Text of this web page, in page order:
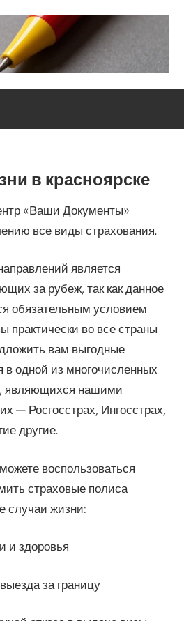
в красноярске
«Ваши Документы»
все виды страхования.
является
за рубеж, так как данное
обязательным условием
практически во все страны
вам выгодные
в одной из многочисленных
являющихся нашими
— Росгосстрах, Ингосстрах,
другие.
воспользоваться
страховые полиса
случаи жизни:
и здоровья
за границу